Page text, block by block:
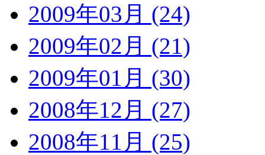
2009年03月 (24)
2009年02月 (21)
2009年01月 (30)
2008年12月 (27)
2008年11月 (25)